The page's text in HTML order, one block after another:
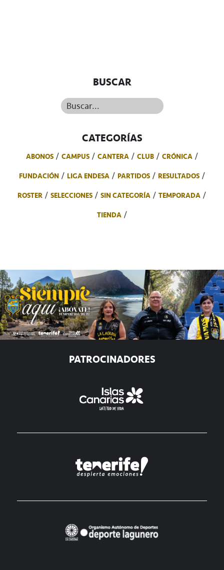
BUSCAR
Buscar...
CATEGORÍAS
ABONOS CAMPUS CANTERA CLUB
CRÓNICA
FUNDACIÓN
LIGA ENDESA PARTIDOS
RESULTADOS
ROSTER
SELECCIONES SIN CATEGORÍA
TEMPORADA
TIENDA
PATROCINADORES